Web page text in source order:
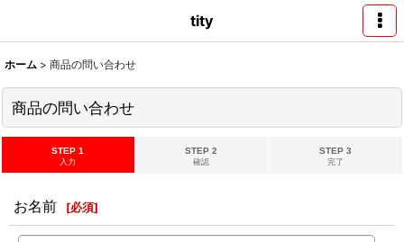
tity
ホーム > 商品の問い合わせ
商品の問い合わせ
STEP 1
入力
STEP 2
確認
STEP 3
完了
お名前 [必須]